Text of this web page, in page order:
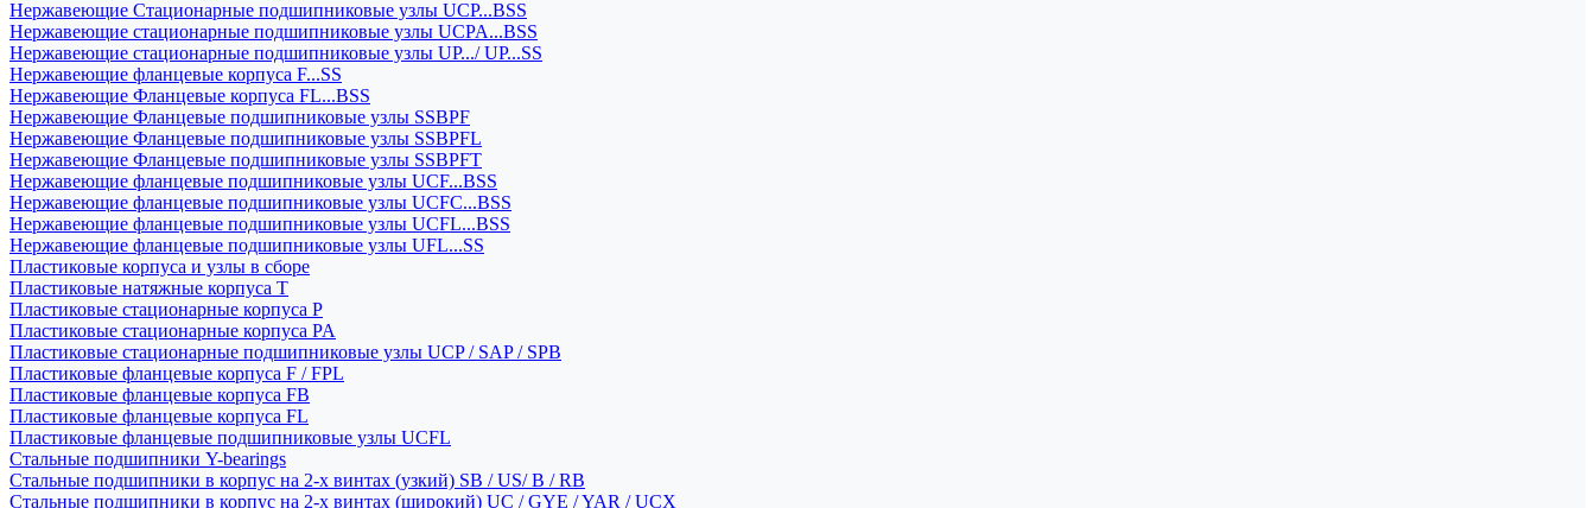
Нержавеющие Стационарные подшипниковые узлы UCP...BSS
Нержавеющие стационарные подшипниковые узлы UCPA...BSS
Нержавеющие стационарные подшипниковые узлы UP.../ UP...SS
Нержавеющие фланцевые корпуса F...SS
Нержавеющие Фланцевые корпуса FL...BSS
Нержавеющие Фланцевые подшипниковые узлы SSBPF
Нержавеющие Фланцевые подшипниковые узлы SSBPFL
Нержавеющие Фланцевые подшипниковые узлы SSBPFT
Нержавеющие фланцевые подшипниковые узлы UCF...BSS
Нержавеющие фланцевые подшипниковые узлы UCFC...BSS
Нержавеющие фланцевые подшипниковые узлы UCFL...BSS
Нержавеющие фланцевые подшипниковые узлы UFL...SS
Пластиковые корпуса и узлы в сборе
Пластиковые натяжные корпуса T
Пластиковые стационарные корпуса P
Пластиковые стационарные корпуса PA
Пластиковые стационарные подшипниковые узлы UCP / SAP / SPB
Пластиковые фланцевые корпуса F / FPL
Пластиковые фланцевые корпуса FB
Пластиковые фланцевые корпуса FL
Пластиковые фланцевые подшипниковые узлы UCFL
Стальные подшипники Y-bearings
Стальные подшипники в корпус на 2-х винтах (узкий) SB / US/ B / RB
Стальные подшипники в корпус на 2-х винтах (широкий) UC / GYE / YAR / UCX